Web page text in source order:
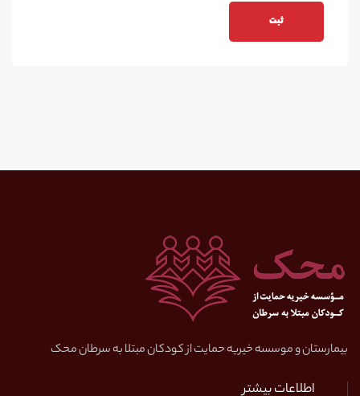
بیمارستان و موسسه خیریه حمایت از کودکان مبتلا به سرطان محک
اطلاعات بیشتر